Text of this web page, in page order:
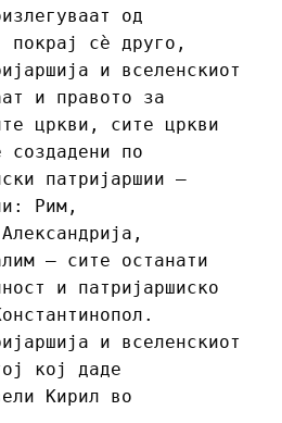
од
покрај сѐ друго,
и вселенскиот
и правото за
цркви, сите цркви
по
патријаршии –
Рим,
– сите останати
и патријаршиско
и вселенскиот
кој даде
Кирил во